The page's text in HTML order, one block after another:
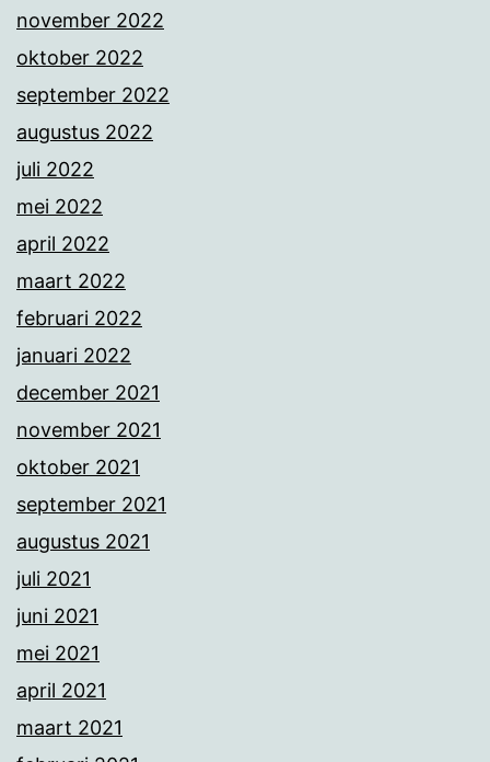
november 2022
oktober 2022
september 2022
augustus 2022
juli 2022
mei 2022
april 2022
maart 2022
februari 2022
januari 2022
december 2021
november 2021
oktober 2021
september 2021
augustus 2021
juli 2021
juni 2021
mei 2021
april 2021
maart 2021